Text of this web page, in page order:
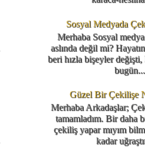
Sosyal Medyada
Merhaba Sosyal
aslında değil mi?
beri hızla bişeyler
bugün...
Güzel Bir Çekilişe
Merhaba Arkadaşlar;
tamamladım. Bir daha
çekiliş yapar mıyım
kadar